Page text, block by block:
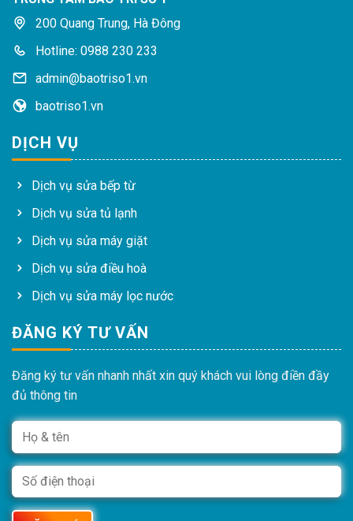
200 Quang Trung, Hà Đông
Hotline: 0988 230 233
admin@baotriso1.vn
baotriso1.vn
DỊCH VỤ
Dịch vụ sửa bếp từ
Dịch vụ sửa tủ lạnh
Dịch vụ sửa máy giặt
Dịch vụ sửa điều hoà
Dịch vụ sửa máy lọc nước
ĐĂNG KÝ TƯ VẤN
Đăng ký tư vấn nhanh nhất xin quý khách vui lòng điền đầy
đủ thông tin